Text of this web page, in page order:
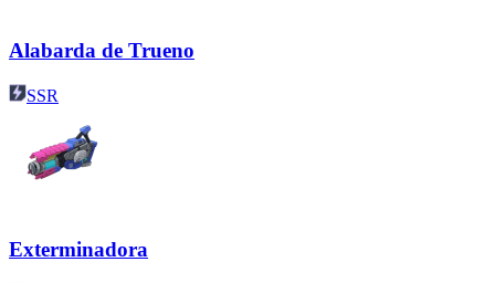
Alabarda de Trueno
SSR
Exterminadora